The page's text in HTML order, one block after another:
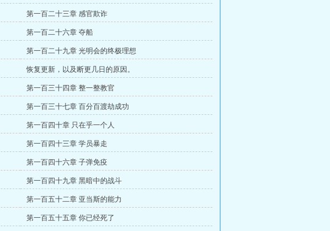
第一百二十三章 感官欺诈
第一百二十六章 夺船
第一百二十九章 光明会的终极理想
恢复更新，以及断更几日的原因。
第一百三十四章 整一整教官
第一百三十七章 百分百渡劫成功
第一百四十章 只在乎一个人
第一百四十三章 学员暴走
第一百四十六章 子弹免疫
第一百四十九章 黑暗中的战斗
第一百五十二章 亚当斯的能力
第一百五十五章 你已经死了